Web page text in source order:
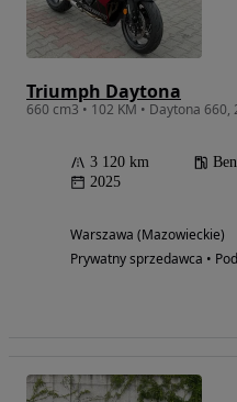
Triumph Daytona
660 cm3 • 102 KM • Daytona
3 120 km
2025
Warszawa (Mazowieckie)
Prywatny sprzedawca •